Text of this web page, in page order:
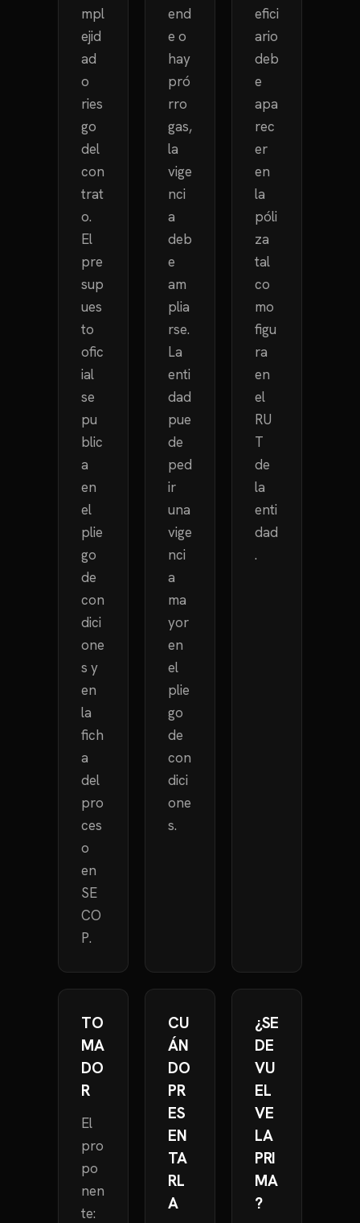
mpl
ejid
ad
o
ries
go
del
con
trat
o.
El
pre
sup
ues
to
ofic
ial
se
pu
blic
a
en
el
plie
go
de
con
dici
one
s y
en
la
fich
a
del
pro
ces
o
en
SE
CO
P.
end
e o
hay
pró
rro
gas,
la
vige
nci
a
deb
e
am
plia
rse.
La
enti
dad
pue
de
ped
ir
una
vige
nci
a
ma
yor
en
el
plie
go
de
con
dici
one
s.
efici
ario
deb
e
apa
rec
er
en
la
póli
za
tal
co
mo
figu
ra
en
el
RU
T
de
la
enti
dad
.
TO
MA
DO
R
El
pro
po
nen
te:
CU
ÁN
DO
PR
ES
EN
TA
RL
A
¿SE
DE
VU
EL
VE
LA
PRI
MA
?